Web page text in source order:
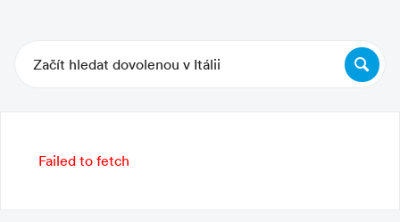
, jemný bílý písek
045 km, z Ružinova, 1 095 km
Začít hledat dovolenou v Itálii
Failed to fetch